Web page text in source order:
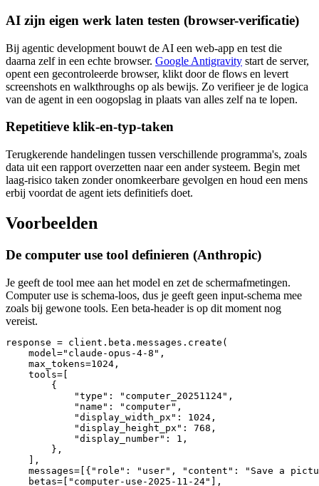
AI zijn eigen werk laten testen (browser-verificatie)
Bij agentic development bouwt de AI een web-app en test die
daarna zelf in een echte browser. Google Antigravity start de server,
opent een gecontroleerde browser, klikt door de flows en levert
screenshots en walkthroughs op als bewijs. Zo verifieer je de logica
van de agent in een oogopslag in plaats van alles zelf na te lopen.
Repetitieve klik-en-typ-taken
Terugkerende handelingen tussen verschillende programma's, zoals
data uit een rapport overzetten naar een ander systeem. Begin met
laag-risico taken zonder onomkeerbare gevolgen en houd een mens
erbij voordat de agent iets definitiefs doet.
Voorbeelden
De computer use tool definieren (Anthropic)
Je geeft de tool mee aan het model en zet de schermafmetingen.
Computer use is schema-loos, dus je geeft geen input-schema mee
zoals bij gewone tools. Een beta-header is op dit moment nog
vereist.
response = client.beta.messages.create(
    model="claude-opus-4-8",
    max_tokens=1024,
    tools=[
        {
            "type": "computer_20251124",
            "name": "computer",
            "display_width_px": 1024,
            "display_height_px": 768,
            "display_number": 1,
        },
    ],
messages=[{"role": "user", "content": "Save a
    betas=["computer-use-2025-11-24"],